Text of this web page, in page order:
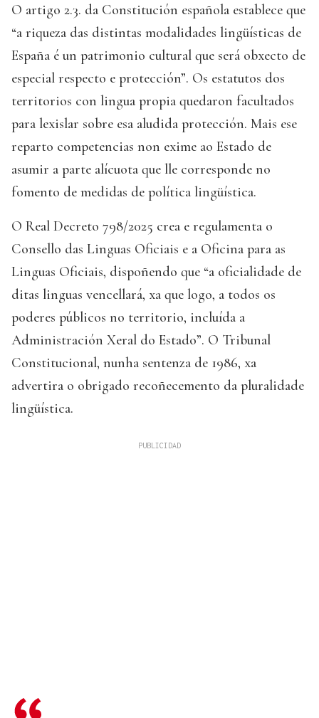
O artigo 2.3. da Constitución española establece que
“a riqueza das distintas modalidades lingüísticas de
España é un patrimonio cultural que será obxecto de
especial respecto e protección”. Os estatutos dos
territorios con lingua propia quedaron facultados
para lexislar sobre esa aludida protección. Mais ese
reparto competencias non exime ao Estado de
asumir a parte alícuota que lle corresponde no
fomento de medidas de política lingüística.
O Real Decreto 798/2025 crea e regulamenta o
Consello das Linguas Oficiais e a Oficina para as
Linguas Oficiais, dispoñendo que “a oficialidade de
ditas linguas vencellará, xa que logo, a todos os
poderes públicos no territorio, incluída a
Administración Xeral do Estado”. O Tribunal
Constitucional, nunha sentenza de 1986, xa
advertira o obrigado recoñecemento da pluralidade
lingüística.